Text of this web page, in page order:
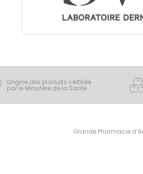
Origine des produits certifiée
par le Ministère de la Santé
Grande Pharmacie